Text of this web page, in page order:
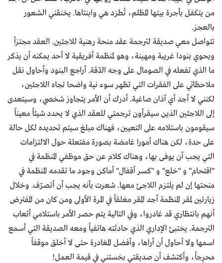
من يتكفل بأجرة بيتها المظلم، تُطرَد هي وابنتاها. يخنقني الشعور
بالعجز.
تتواصل معي صديقة لترجمة عقد منحة رهنية للاجئين. العقد مجتزأ
ويحوي بنودا غريبة ومهينة، وهو لمنظمة أفريقية لا أحد يمكنه أن يذكر
ما الذي تفعله في الصومال على وجه الدّقة. أراجع البنود وأحاول نقل
ملاحظاتي على الفقرات التي تظهر سوء نية واضحا تجاه اللاجئين،
لكنني لا أجد أي آذان صاغية. أدرك أن الأمر يتجاوز شخصي، وسيتعدى
إلى اللاجئين الذين سيقرأون ترجمتي للعقد الذي لا يحدد شيئاً معيناً
سيقومون باستلامه على التعيين، فهناك مبلغ سيتم تحديده لكل حالة
على حدة، لكن هناك أمورا غامضة بصورة مفتعلة حول الالتزامات
التي يجب أن يوفى بها، وهناك كلام عن حق موظفي المنظمة في
"اقتحام" و "خلع" و "كسر أقفال" أماكن وجود ما تقدمه المنظمة في
منحتها إن لم يلتزم اللاجئ معها. شعرت بأنه يجب أن أتصرّف. وخلال
زيارتين لمقر المنظمة أجد المقر مغلقاً في المرة الأولى ومن كان من المفترض
أنهم بانتظاري قد غادروا، وفي التالية يتم حصر الأمر باستلامي أتعاب
الترجمة. يختبئ الإداري الذي حادثته هاتفياً ومعه الصديقة التي أسمع
اسمها ولا أحاول أن أراها، وأفضل المغادرة حتى لا أخلق موقفاً
محرِجاً، وأكتشف أن صديقتي بخستني في قيمة العمل!